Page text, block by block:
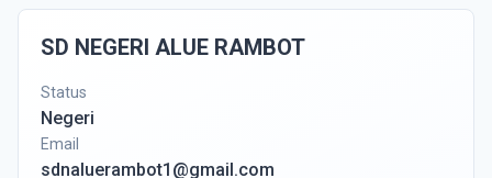
SD NEGERI ALUE RAMBOT
Status
Negeri
Email
sdnaluerambot1@gmail.com